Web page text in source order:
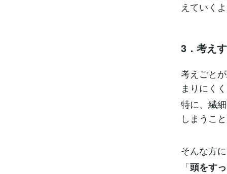
えていく
3．考え
考えごと
まりにく
特に、繊
しまうこ
そんな方に
「頭をす